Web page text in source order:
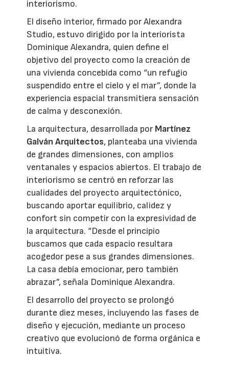
interiorismo.
El diseño interior, firmado por Alexandra
Studio, estuvo dirigido por la interiorista
Dominique Alexandra, quien define el
objetivo del proyecto como la creación de
una vivienda concebida como “un refugio
suspendido entre el cielo y el mar”, donde la
experiencia espacial transmitiera sensación
de calma y desconexión.
La arquitectura, desarrollada por Martínez
Galván Arquitectos, planteaba una vivienda
de grandes dimensiones, con amplios
ventanales y espacios abiertos. El trabajo de
interiorismo se centró en reforzar las
cualidades del proyecto arquitectónico,
buscando aportar equilibrio, calidez y
confort sin competir con la expresividad de
la arquitectura. “Desde el principio
buscamos que cada espacio resultara
acogedor pese a sus grandes dimensiones.
La casa debía emocionar, pero también
abrazar”, señala Dominique Alexandra.
El desarrollo del proyecto se prolongó
durante diez meses, incluyendo las fases de
diseño y ejecución, mediante un proceso
creativo que evolucionó de forma orgánica e
intuitiva.